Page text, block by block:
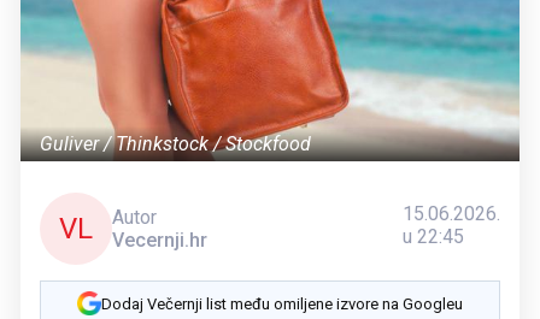
Guliver / Thinkstock / Stockfood
VL
Autor
Vecernji.hr
15.06.2026.
u 22:45
Dodaj Večernji list među omiljene izvore na Googleu